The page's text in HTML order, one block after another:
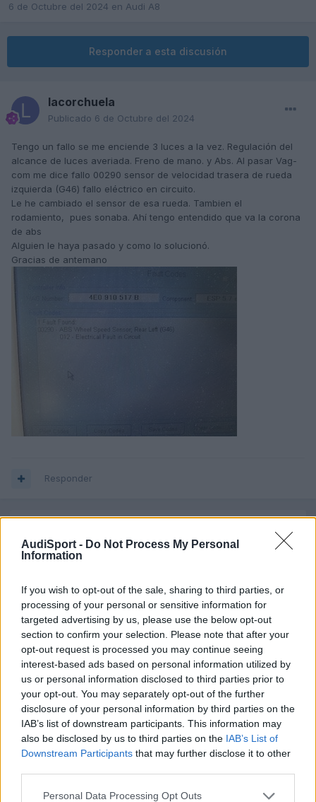
AudiSport - Do Not Process My Personal
Information
If you wish to opt-out of the sale, sharing to third parties, or
processing of your personal or sensitive information for
targeted advertising by us, please use the below opt-out
section to confirm your selection. Please note that after your
opt-out request is processed you may continue seeing
interest-based ads based on personal information utilized by
us or personal information disclosed to third parties prior to
your opt-out. You may separately opt-out of the further
disclosure of your personal information by third parties on the
IAB’s list of downstream participants. This information may
also be disclosed by us to third parties on the IAB’s List of
Downstream Participants that may further disclose it to other
Personal Data Processing Opt Outs
6 de Octubre del 2024 en Audi A8
Responder a esta discusión
lacorchuela
Publicado 6 de Octubre del 2024
Tengo un fallo se me enciende 3 luces a la vez. Regulación del
alcance de luces averiada. Freno de mano. y Abs. Al pasar Vag-
com me dice fallo 00290 sensor de velocidad trasera de rueda
izquierda (G46) fallo eléctrico en circuito.
Le he cambiado el sensor de esa rueda. Tambien el
rodamiento, pues sonaba. Ahí tengo entendido que va la corona
de abs
Alguien le haya pasado y como lo solucionó.
Gracias de antemano
Responder
3 semanas más tarde...